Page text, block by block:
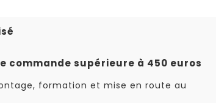
commande supérieure à 450 euros
formation et mise en route au